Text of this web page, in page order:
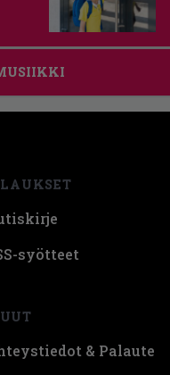
syötteet
& Palaute